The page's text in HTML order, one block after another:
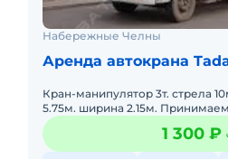
Набережные Челны
Аренда автокрана
Кран-манипулятор 3т. стрела
5.75м. ширина 2.15м. Принимаем заявки в любое
время.
1 300 ₽